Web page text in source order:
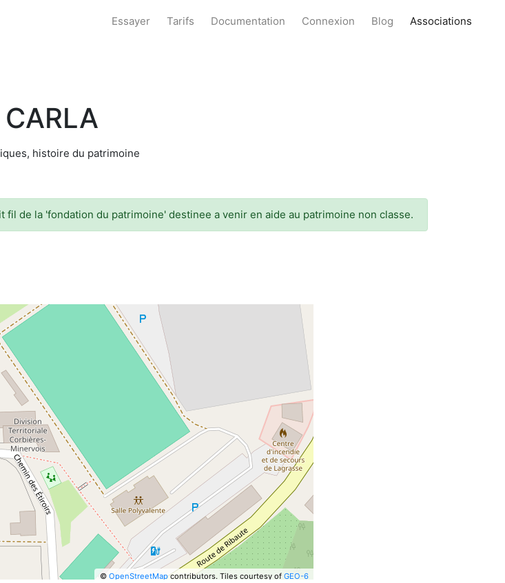
Essayer Tarifs Documentation Connexion Blog Associations
histoire du patrimoine
de la 'fondation du patrimoine' destinee a venir en aide au patrimoine non classe.
© OpenStreetMapcontributors. Tiles courtesy of GEO-6